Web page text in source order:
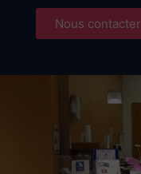
Nous contacter